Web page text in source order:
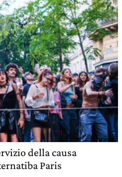
della causa
Paris